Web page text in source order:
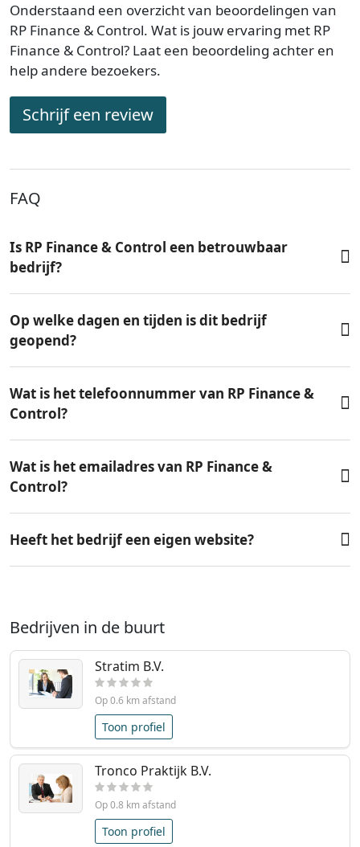
Onderstaand een overzicht van beoordelingen van
RP Finance & Control. Wat is jouw ervaring met RP
Finance & Control? Laat een beoordeling achter en
help andere bezoekers.
Schrijf een review
FAQ
Is RP Finance & Control een betrouwbaar
bedrijf?
Op welke dagen en tijden is dit bedrijf
geopend?
Wat is het telefoonnummer van RP Finance &
Control?
Wat is het emailadres van RP Finance &
Control?
Heeft het bedrijf een eigen website?
Bedrijven in de buurt
Stratim B.V.
Op 0.6 km afstand
Toon profiel
Tronco Praktijk B.V.
Op 0.8 km afstand
Toon profiel